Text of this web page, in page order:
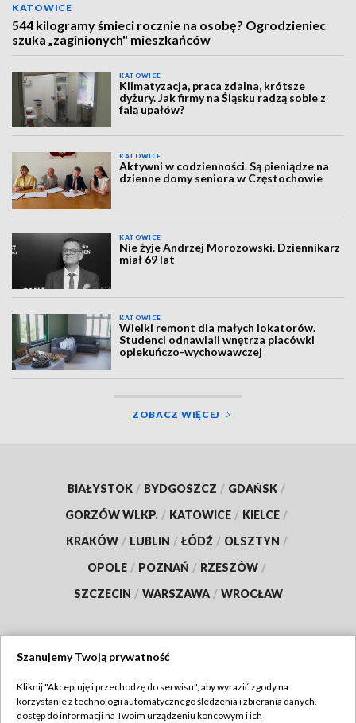
KATOWICE
544 kilogramy śmieci rocznie na osobę? Ogrodzieniec
szuka „zaginionych" mieszkańców
KATOWICE
Klimatyzacja, praca zdalna, krótsze
dyżury. Jak firmy na Śląsku radzą sobie z
falą upałów?
KATOWICE
Aktywni w codzienności. Są pieniądze na
dzienne domy seniora w Częstochowie
KATOWICE
Nie żyje Andrzej Morozowski. Dziennikarz
miał 69 lat
KATOWICE
Wielki remont dla małych lokatorów.
Studenci odnawiali wnętrza placówki
opiekuńczo-wychowawczej
ZOBACZ WIĘCEJ
BIAŁYSTOK / BYDGOSZCZ / GDAŃSK /
GORZÓW WLKP. / KATOWICE / KIELCE /
KRAKÓW / LUBLIN / ŁÓDŹ / OLSZTYN /
OPOLE / POZNAŃ / RZESZÓW /
SZCZECIN / WARSZAWA / WROCŁAW
TVP
Szanujemy Twoją prywatność
Kliknij "Akceptuję i przechodzę do serwisu", aby wyrazić zgody na
korzystanie z technologii automatycznego śledzenia i zbierania danych,
dostęp do informacji na Twoim urządzeniu końcowym i ich